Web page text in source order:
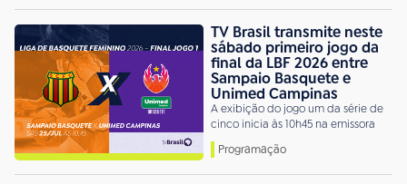
TV Brasil transmite neste
sábado primeiro jogo da
final da LBF 2026 entre
Sampaio Basquete e
Unimed Campinas
A exibição do jogo um da série de
cinco inicia às 10h45 na emissora
Programação